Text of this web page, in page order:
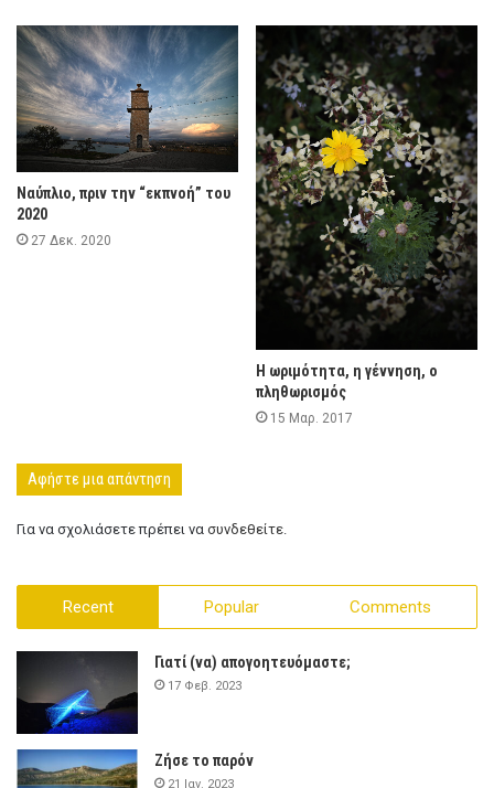
Ναύπλιο, πριν την “εκπνοή” του
2020
27 Δεκ. 2020
Η ωριμότητα, η γέννηση, ο
πληθωρισμός
15 Μαρ. 2017
Αφήστε μια απάντηση
Για να σχολιάσετε πρέπει να συνδεθείτε
Recent Popular Comments
Γιατί (να) απογοητευόμαστε;
17 Φεβ. 2023
Ζήσε το παρόν
21 Ιαν. 2023